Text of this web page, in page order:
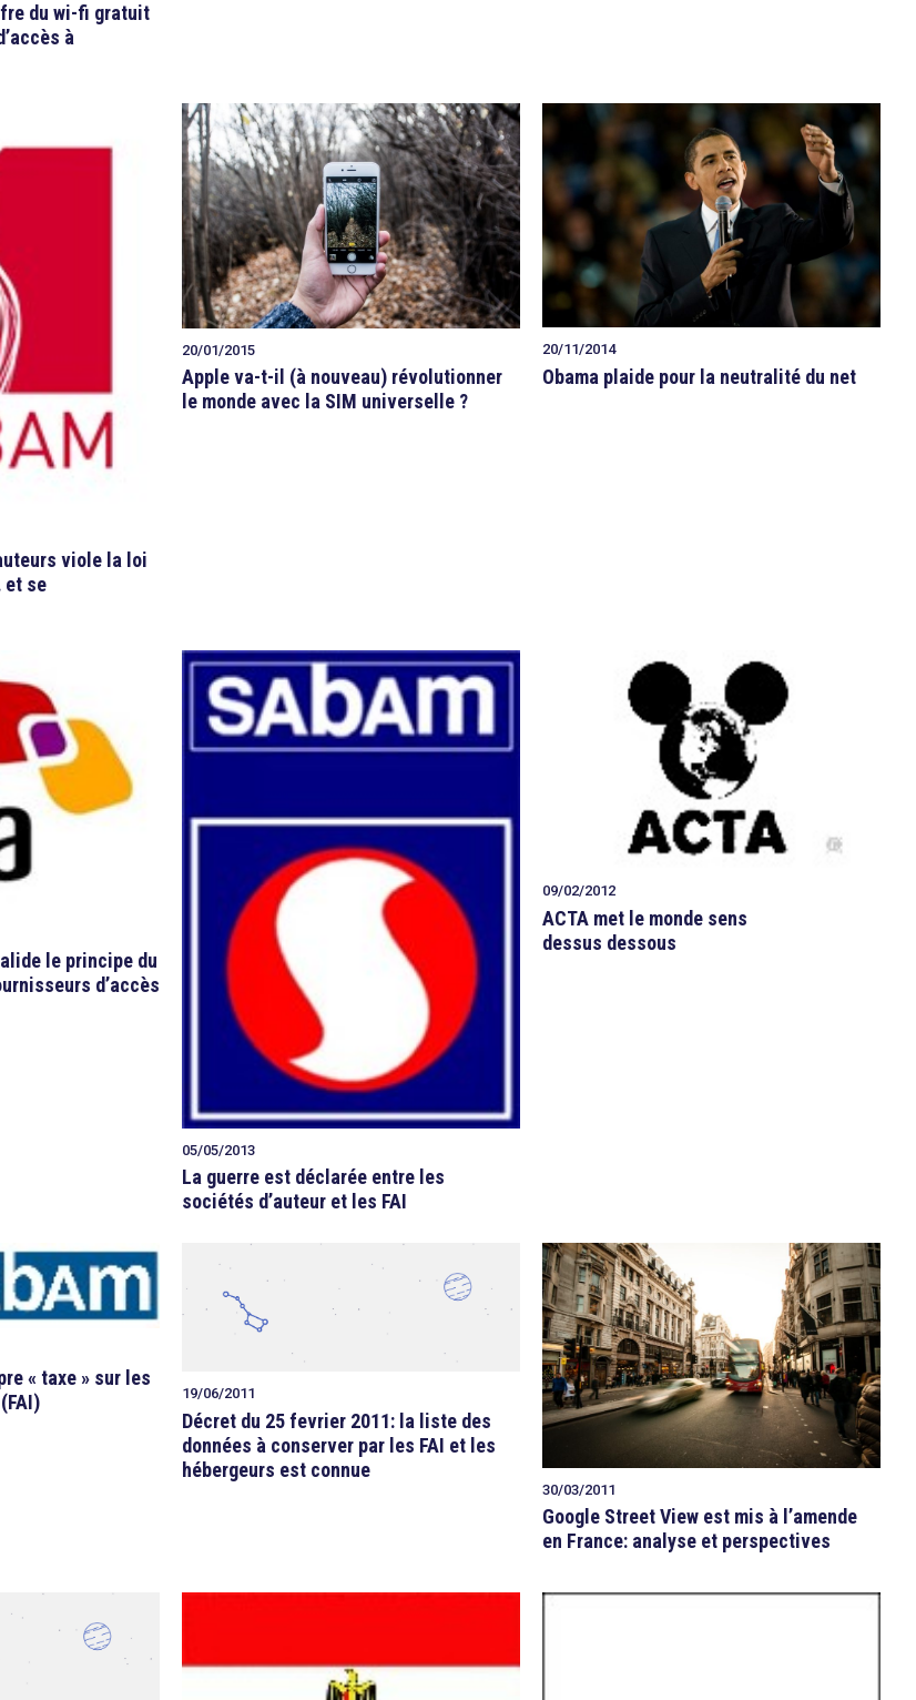
du wi-fi gratuit
à
viole la loi
et se
20/01/2015
Apple va-t-il (à nouveau) révolutionner
le monde avec la SIM universelle ?
20/11/2014
Obama plaide pour la neutralité du net
le principe du
d’accès
05/05/2013
La guerre est déclarée entre les
sociétés d’auteur et les FAI
09/02/2012
ACTA met le monde sens
dessus dessous
« taxe » sur les
19/06/2011
Décret du 25 fevrier 2011: la liste des
données à conserver par les FAI et les
hébergeurs est connue
30/03/2011
Google Street View est mis à l’amende
en France: analyse et perspectives